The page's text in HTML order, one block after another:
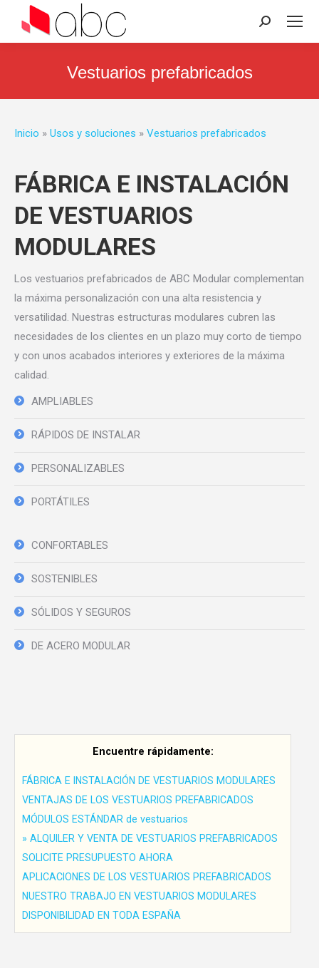
Search:
Vestuarios prefabricados
Inicio » Usos y soluciones » Vestuarios prefabricados
FÁBRICA E INSTALACIÓN
DE VESTUARIOS
MODULARES
Los vestuarios prefabricados de ABC Modular complementan
la máxima personalización con una alta resistencia y
versatilidad. Nuestras estructuras modulares cubren las
necesidades de los clientes en un plazo muy corto de tiempo
y con unos acabados interiores y exteriores de la máxima
calidad.
AMPLIABLES
RÁPIDOS DE INSTALAR
PERSONALIZABLES
PORTÁTILES
CONFORTABLES
SOSTENIBLES
SÓLIDOS Y SEGUROS
DE ACERO MODULAR
Encuentre rápidamente:
FÁBRICA E INSTALACIÓN DE VESTUARIOS MODULARES
VENTAJAS DE LOS VESTUARIOS PREFABRICADOS
MÓDULOS ESTÁNDAR de vestuarios
» ALQUILER Y VENTA DE VESTUARIOS PREFABRICADOS
SOLICITE PRESUPUESTO AHORA
APLICACIONES DE LOS VESTUARIOS PREFABRICADOS
NUESTRO TRABAJO EN VESTUARIOS MODULARES
DISPONIBILIDAD EN TODA ESPAÑA